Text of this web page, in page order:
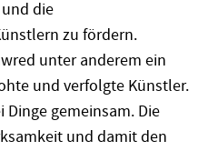
die
zu fördern.
unter anderem ein
und verfolgte Künstler.
Dinge gemeinsam. Die
und damit den